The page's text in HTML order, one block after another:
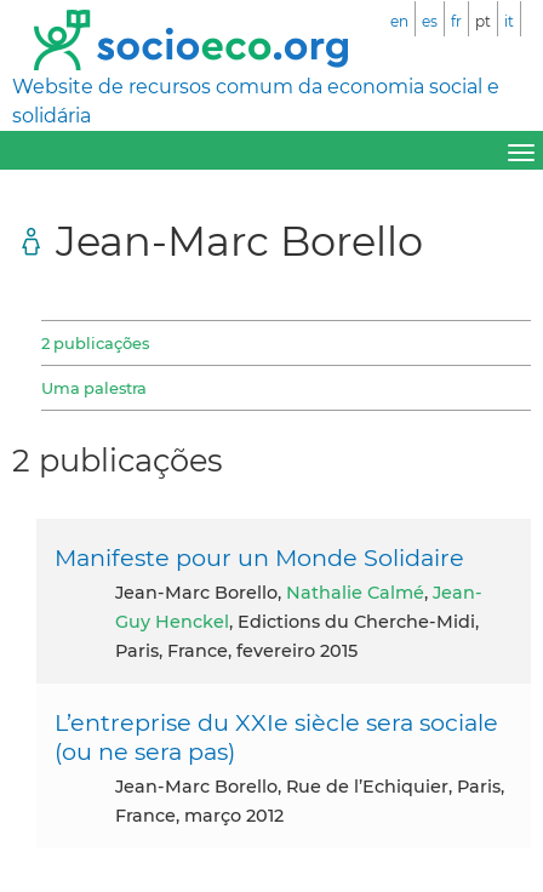
Website de recursos comum da economia social e
solidária
en es fr pt it
Jean-Marc Borello
2 publicações
Uma palestra
2 publicações
Manifeste pour un Monde Solidaire
Jean-Marc Borello, Nathalie Calmé, Jean-
Guy Henckel, Edictions du Cherche-Midi,
Paris, France, fevereiro 2015
L’entreprise du XXIe siècle sera sociale
(ou ne sera pas)
Jean-Marc Borello, Rue de l’Echiquier, Paris,
France, março 2012